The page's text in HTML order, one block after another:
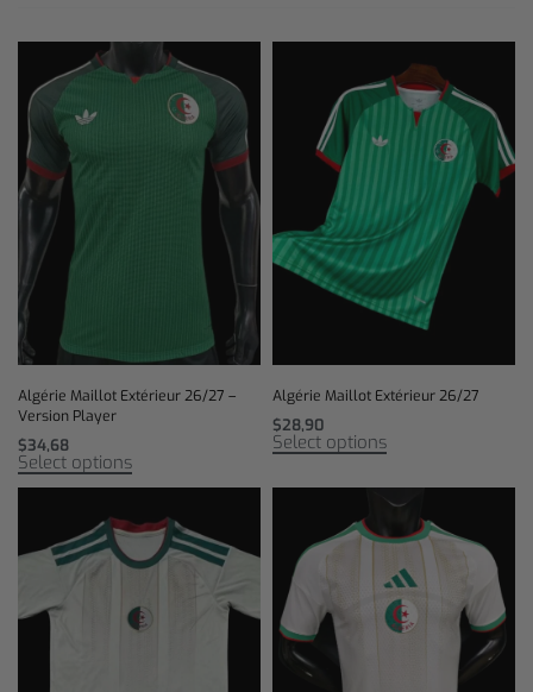
Algérie Maillot Extérieur 26/27 –
Version Player
$34,68
Select options
Algérie Maillot Extérieur 26/27
$28,90
Select options